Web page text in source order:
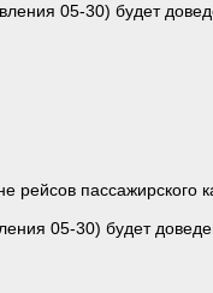
05-30) будет
пассажирского
05-30) будет